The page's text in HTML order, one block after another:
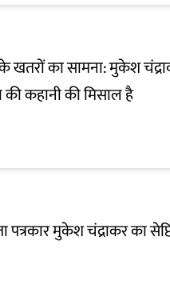
खतरों का सामना: मुकेश
की कहानी की मिसाल है
पत्रकार मुकेश चंद्राकर का